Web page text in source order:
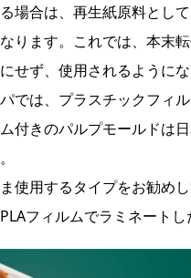
場合は、再生紙原料とし
ります。これでは、本末
せず、使用されるように
では、プラスチックフィ
付きのパルプモールドは
使用するタイプをお勧め
フィルムでラミネートし